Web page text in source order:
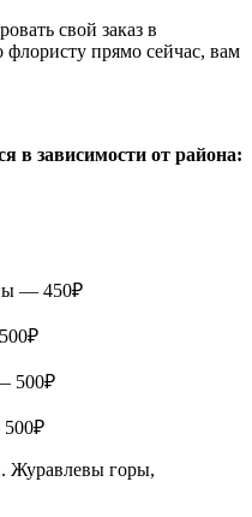
свой заказ в
прямо сейчас, вам
в зависимости от района:
— 450₽
500₽
Журавлевы горы,